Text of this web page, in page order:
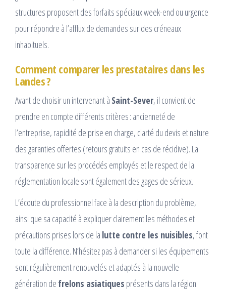
structures proposent des forfaits spéciaux week-end ou urgence
pour répondre à l’afflux de demandes sur des créneaux
inhabituels.
Comment comparer les prestataires dans les
Landes ?
Avant de choisir un intervenant à Saint-Sever, il convient de
prendre en compte différents critères : ancienneté de
l’entreprise, rapidité de prise en charge, clarté du devis et nature
des garanties offertes (retours gratuits en cas de récidive). La
transparence sur les procédés employés et le respect de la
réglementation locale sont également des gages de sérieux.
L’écoute du professionnel face à la description du problème,
ainsi que sa capacité à expliquer clairement les méthodes et
précautions prises lors de la lutte contre les nuisibles, font
toute la différence. N’hésitez pas à demander si les équipements
sont régulièrement renouvelés et adaptés à la nouvelle
génération de frelons asiatiques présents dans la région.